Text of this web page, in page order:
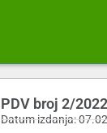
PDV broj 2/
Datum izdanja: